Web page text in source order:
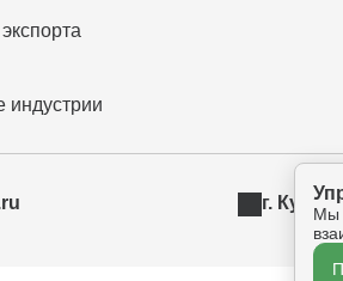
индустрии
г.
Мы